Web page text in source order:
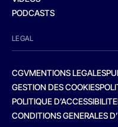
PODCASTS
LEGAL
CGVMENTIONS LEGALES
GESTION DES COOKIES
POLITIQUE D’ACCESSIBILITE
CONDITIONS GENERALES